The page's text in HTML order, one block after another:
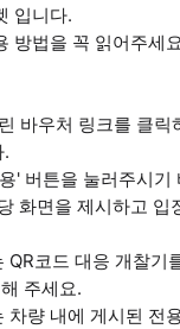
입니다.
방법을 꼭 읽어주세
바우처 링크를 클릭
' 버튼을 눌러주시기
화면을 제시하고 입
코드 대응 개찰기
주세요.
차량 내에 게시된 전